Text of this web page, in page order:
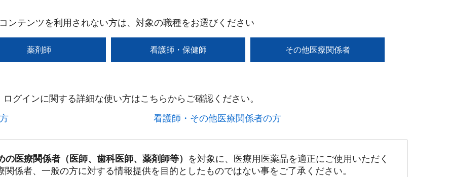
ンテンツを利用されない方は、対象の職種をお選びください
薬剤師 看護師・保健師 その他医療関係者
ログインに関する詳細な使い方はこちらからご確認ください。​
看護師・その他医療関係者の方​
の医療関係者（医師、歯科医師、薬剤師等） を対象に、医療用医薬品を適正にご使用いただく
係者、一般の方に対する情報提供を目的としたものではない事をご了承ください。